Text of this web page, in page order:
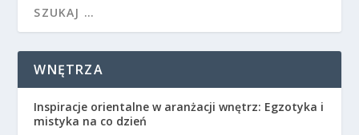
WNĘTRZA
Inspiracje orientalne w aranżacji wnętrz: Egzotyka i
mistyka na co dzień